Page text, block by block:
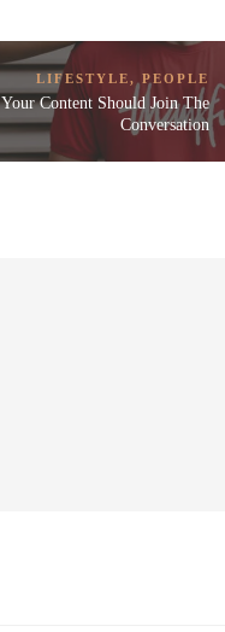
LIFESTYLE, PEOPLE
Content Should Join The
Conversation